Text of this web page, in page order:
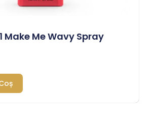
Make Me Wavy Spray